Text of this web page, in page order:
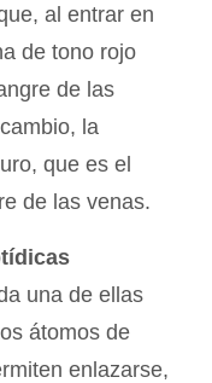
al entrar en
de tono rojo
de las
la
que es el
de las venas.
una de ellas
átomos de
enlazarse,